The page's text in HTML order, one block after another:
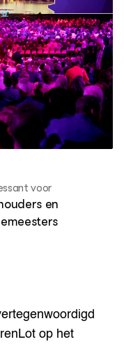
voor
en
op het